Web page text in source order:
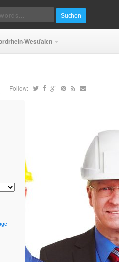
Suchen
Westfalen
Follow: